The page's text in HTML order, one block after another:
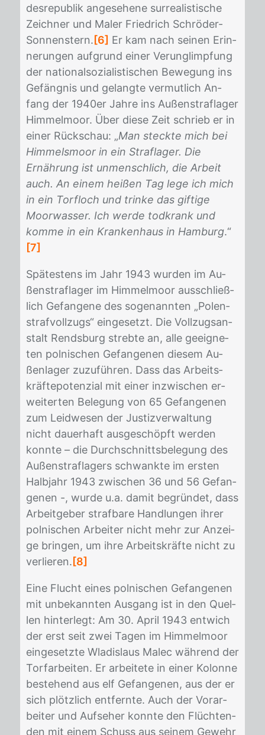
des­re­pu­blik an­ge­se­he­ne sur­rea­lis­ti­sche
Zeich­ner und Ma­ler Fried­rich Schrö­der-
Son­nens­tern. [6] Er kam nach sei­nen Er­in­
ne­run­gen auf­grund ei­ner Ver­un­glimp­fung
der na­tio­nal­so­zia­lis­ti­schen Be­we­gung ins
Ge­fäng­nis und ge­lang­te ver­mut­lich An­
fang der 1940er Jah­re ins Au­ßen­straf­la­ger
Him­mel­moor. Über die­se Zeit schrieb er in
ei­ner Rück­schau: „Man steckte mich bei
Himmelsmoor in ein Straflager. Die
Ernährung ist unmenschlich, die Arbeit
auch. An einem heißen Tag lege ich mich
in ein Torfloch und trinke das giftige
Moorwasser. Ich werde todkrank und
komme in ein Krankenhaus in Hamburg.“
[7]
Spä­tes­tens im Jahr 1943 wur­den im Au­
ßen­straf­la­ger im Him­mel­moor aus­schließ­
lich Ge­fan­ge­ne des so­ge­nann­ten „Po­len­
straf­voll­zugs“ ein­ge­setzt. Die Voll­zugs­an­
stalt Rends­burg streb­te an, alle ge­eig­ne­
ten pol­ni­schen Ge­fan­ge­nen die­sem Au­
ßen­la­ger zu­zu­füh­ren. Dass das Ar­beits­
kräf­te­po­ten­zi­al mit ei­ner in­zwi­schen er­
wei­ter­ten Be­le­gung von 65 Ge­fan­ge­nen
zum Leid­we­sen der Jus­tiz­ver­wal­tung
nicht dau­er­haft aus­ge­schöpft wer­den
konn­te – die Durch­schnitts­be­le­gung des
Au­ßen­straf­la­gers schwank­te im ers­ten
Halb­jahr 1943 zwi­schen 36 und 56 Ge­fan­
ge­nen -, wur­de u.a. da­mit be­grün­det, dass
Ar­beit­ge­ber straf­ba­re Hand­lun­gen ih­rer
pol­ni­schen Ar­bei­ter nicht mehr zur An­zei­
ge brin­gen, um ihre Ar­beits­kräf­te nicht zu
ver­lie­ren. [8]
Eine Flucht ei­nes pol­ni­schen Ge­fan­ge­nen
mit un­be­kann­ten Aus­gang ist in den Quel­
len hin­ter­legt: Am 30. April 1943 ent­wich
der erst seit zwei Ta­gen im Him­mel­moor
ein­ge­setz­te Wla­dis­laus Malec wäh­rend der
Tor­far­bei­ten. Er ar­bei­te­te in ei­ner Ko­lon­ne
be­ste­hend aus elf Ge­fan­ge­nen, aus der er
sich plötz­lich ent­fern­te. Auch der Vor­ar­
bei­ter und Auf­se­her konn­te den Flüch­ten­
den mit ei­nem Schuss aus sei­nem Ge­wehr